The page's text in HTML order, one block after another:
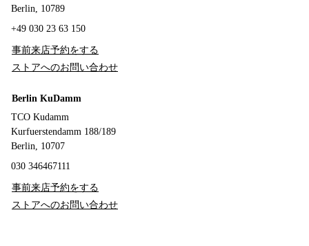
Berlin, 10789
+49 030 23 63 150
事前来店予約をする
ストアへのお問い合わせ
Berlin KuDamm
TCO Kudamm
Kurfuerstendamm 188/189
Berlin, 10707
030 346467111
事前来店予約をする
ストアへのお問い合わせ